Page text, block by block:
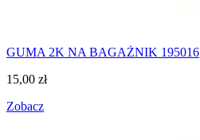
GUMA 2K NA BAGAŻNIK 195016
15,00 zł
Zobacz